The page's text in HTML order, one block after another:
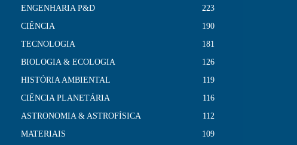
ENGENHARIA P&D
223
CIÊNCIA
190
TECNOLOGIA
181
BIOLOGIA & ECOLOGIA
126
HISTÓRIA AMBIENTAL
119
CIÊNCIA PLANETÁRIA
116
ASTRONOMIA & ASTROFÍSICA
112
MATERIAIS
109